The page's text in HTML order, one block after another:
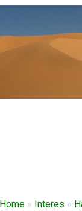
Home » Interes »